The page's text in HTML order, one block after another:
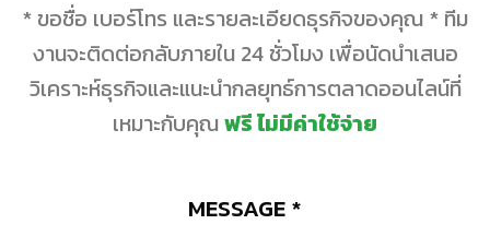
* ขอชื่อ เบอร์โทร และรายละเอียดธุรกิจของคุณ * ทีม
งานจะติดต่อกลับภายใน 24 ชั่วโมง เพื่อนัดนำเสนอ
วิเคราะห์ธุรกิจและแนะนำกลยุทธ์การตลาดออนไลน์ที่
เหมาะกับคุณฟรี ไม่มีค่าใช้จ่าย
MESSAGE*